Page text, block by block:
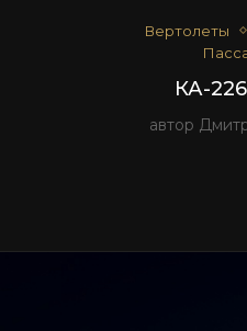
Вертолеты
КА-
автор